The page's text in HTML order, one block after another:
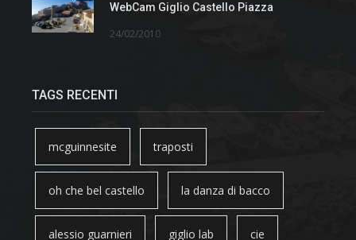
WebCam Giglio Castello Piazza
24/02/2010
TAGS RECENTI
mcguinnesite traposti
oh che bel castello la danza di bacco
alessio guarnieri giglio lab cie